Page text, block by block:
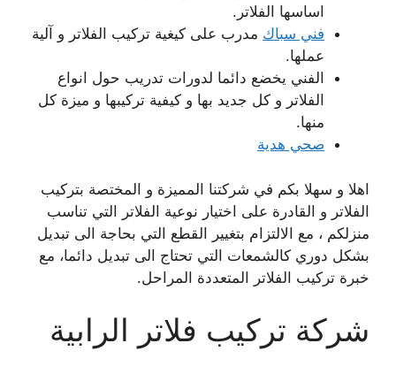
اساسها الفلاتر.
فني سباك مدرب على كيغية تركيب الفلاتر و آلية
عملها.
الفني يخضع دائما لدورات تدريب حول انواع
الفلاتر و كل جديد بها و كيفية تركيبها و ميزة كل
منها.
صحي هدية
اهلا و سهلا بكم في شركتنا المميزة و المختصة بتركيب
الفلاتر و القادرة على اختيار نوعية الفلاتر التي تناسب
منزلكم ، مع الالتزام بتغيير القطع التي بحاجة الى تبديل
بشكل دوري كالشمعات التي تحتاج الى تبديل دائما، مع
خبرة تركيب الفلاتر المتعددة المراحل.
شركة تركيب فلاتر الرابية